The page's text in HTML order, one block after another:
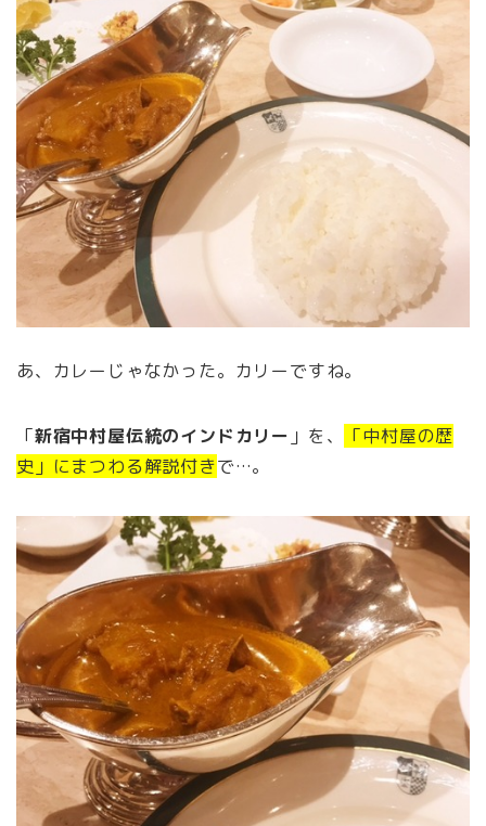
あ、カレーじゃなかった。カリーですね。
「新宿中村屋伝統のインドカリー 」を、
「中村屋の歴
史」にまつわる解説付きで…。